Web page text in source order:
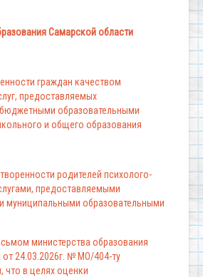
Самарской области
граждан качеством
предоставляемых
образовательными
и общего образования
родителей психолого-
предоставляемыми
муниципальными образовательными
министерства образования
24.03.2026г. № МО/404-ту
в целях оценки